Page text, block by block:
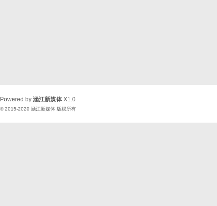
Powered by 涵江新媒体 X1.0
© 2015-2020 涵江新媒体 版权所有